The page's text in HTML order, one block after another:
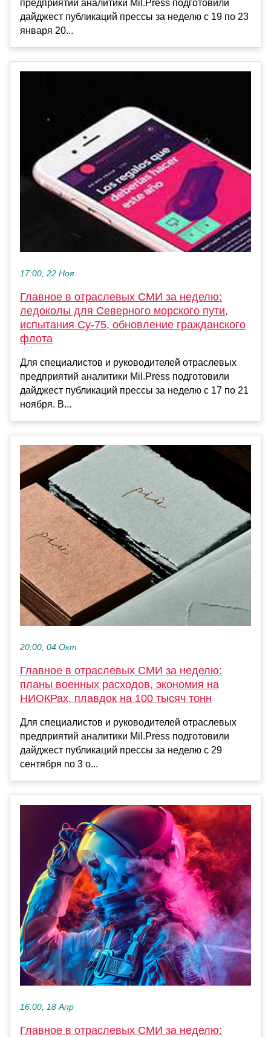
предприятий аналитики Mil.Press подготовили
дайджест публикаций прессы за неделю с 19 по 23
января 20...
17:00, 22 Ноя
Главное в отраслевых СМИ за неделю:
ледоколы для Северного морского пути,
испытания Су-75, обновление гражданского
флота
Для специалистов и руководителей отраслевых
предприятий аналитики Mil.Press подготовили
дайджест публикаций прессы за неделю с 17 по 21
ноября. В...
20:00, 04 Окт
Главное в отраслевых СМИ за неделю:
планы военных расходов, экономия на
НИОКРах, плавдок на 100 тысяч тонн
Для специалистов и руководителей отраслевых
предприятий аналитики Mil.Press подготовили
дайджест публикаций прессы за неделю с 29
сентября по 3 о...
16:00, 18 Апр
Главное в отраслевых СМИ за неделю: